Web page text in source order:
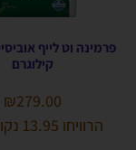
קילוגרם
₪279.00
הרוויחו 13.95 נקודות ⭐